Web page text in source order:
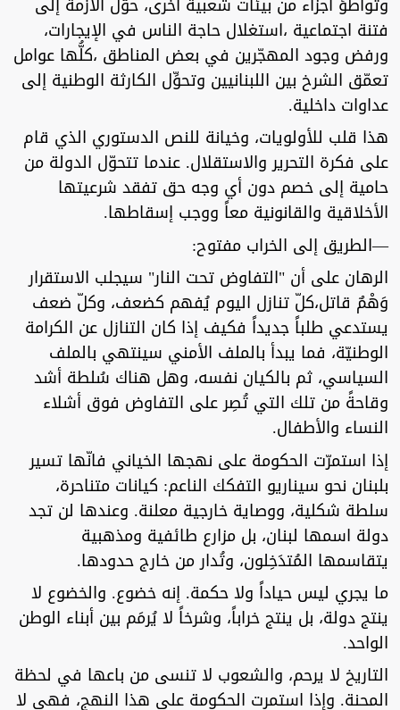
فتنة اجتماعية ،استغلال حاجة الناس في الإيجارات،
ورفض وجود المهجّرين في بعض المناطق ،كلُّها عوامل
تعمّق الشرخ بين اللبنانيين وتحوِّل الكارثة الوطنية إلى
عداوات داخلية.
هذا قلب للأولويات، وخيانة للنص الدستوري الذي قام
على فكرة التحرير والاستقلال. عندما تتحوّل الدولة من
حامية إلى خصم دون أي وجه حق تفقد شرعيتها
الأخلاقية والقانونية معاً ووجب إسقاطها.
—الطريق إلى الخراب مفتوح:
الرهان على أن "التفاوض تحت النار" سيجلب الاستقرار
وَهْمٌ قاتل،كلّ تنازل اليوم يُفهم كضعف، وكلّ ضعف
يستدعي طلباً جديداً فكيف إذا كان التنازل عن الكرامة
الوطنيّة، فما يبدأ بالملف الأمني سينتهي بالملف
السياسي، ثم بالكيان نفسه، وهل هناك سُلطة أشد
وقاحةً من تلك التي تُصِر على التفاوض فوق أشلاء
النساء والأطفال.
إذا استمرّت الحكومة على نهجها الخياني فانّها تسير
بلبنان نحو سيناريو التفكك الناعم: كيانات متناحرة،
سلطة شكلية، ووصاية خارجية معلنة. وعندها لن تجد
دولة اسمها لبنان، بل مزارع طائفية ومذهبية
يتقاسمها المُتدَخِلون، وتُدار من خارج حدودها.
ما يجري ليس حياداً ولا حكمة. إنه خضوع. والخضوع لا
ينتج دولة، بل ينتج خراباً، وشرخاً لا يُرمَم بين أبناء الوطن
الواحد.
التاريخ لا يرحم، والشعوب لا تنسى من باعها في لحظة
المحنة. وإذا استمرت الحكومة على هذا النهج، فهي لا